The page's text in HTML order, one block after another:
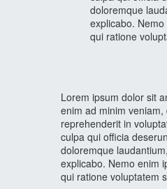
doloremque
explicabo.
qui ratione
Lorem ipsum dolor sit
enim ad minim
reprehenderit in
culpa qui officia
doloremque
explicabo. Nemo enim
qui ratione voluptatem